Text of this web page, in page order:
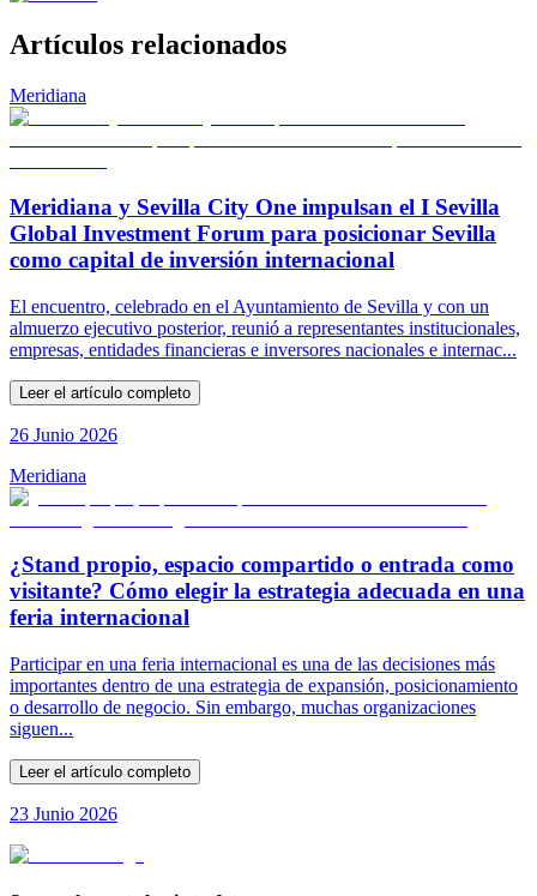
Artículos relacionados
Meridiana
Meridiana y Sevilla City One impulsan el I Sevilla
Global Investment Forum para posicionar Sevilla
como capital de inversión internacional
El encuentro, celebrado en el Ayuntamiento de Sevilla y con un
almuerzo ejecutivo posterior, reunió a representantes institucionales,
empresas, entidades financieras e inversores nacionales e internac...
Leer el artículo completo
26 Junio 2026
Meridiana
¿Stand propio, espacio compartido o entrada como
visitante? Cómo elegir la estrategia adecuada en una
feria internacional
Participar en una feria internacional es una de las decisiones más
importantes dentro de una estrategia de expansión, posicionamiento
o desarrollo de negocio. Sin embargo, muchas organizaciones
siguen...
Leer el artículo completo
23 Junio 2026